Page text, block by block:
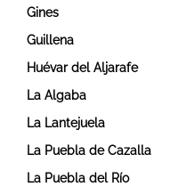
Gines
Guillena
Huévar del Aljarafe
La Algaba
La Lantejuela
La Puebla de Cazalla
La Puebla del Río